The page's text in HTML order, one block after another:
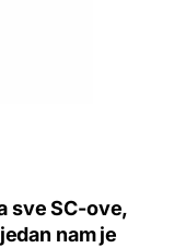
sve SC-ove,
nam je